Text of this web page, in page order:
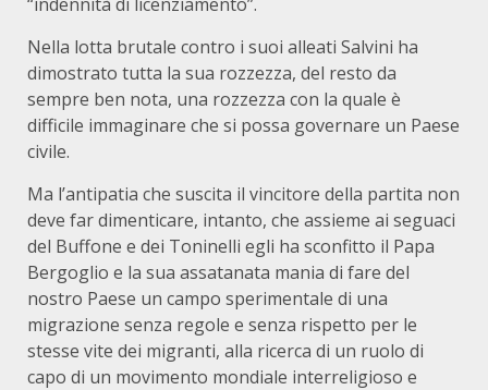
Nella lotta brutale contro i suoi alleati Salvini ha
dimostrato tutta la sua rozzezza, del resto da
sempre ben nota, una rozzezza con la quale è
difficile immaginare che si possa governare un Paese
civile.
Ma l’antipatia che suscita il vincitore della partita non
deve far dimenticare, intanto, che assieme ai seguaci
del Buffone e dei Toninelli egli ha sconfitto il Papa
Bergoglio e la sua assatanata mania di fare del
nostro Paese un campo sperimentale di una
migrazione senza regole e senza rispetto per le
stesse vite dei migranti, alla ricerca di un ruolo di
capo di un movimento mondiale interreligioso e